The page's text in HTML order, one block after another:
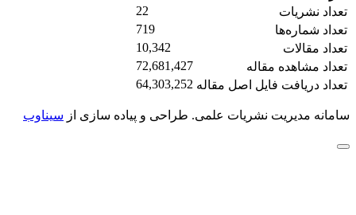
تعداد نشریات
22
تعداد شماره‌ها
719
تعداد مقالات
10,342
تعداد مشاهده مقاله
72,681,427
تعداد دریافت فایل اصل مقاله 64,303,252
سامانه مدیریت نشریات علمی. طراحی و پیاده سازی از سیناوب